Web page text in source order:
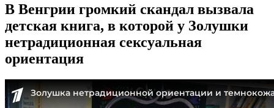
В Венгрии громкий скандал вызвала
детская книга, в которой у Золушки
нетрадиционная сексуальная
ориентация